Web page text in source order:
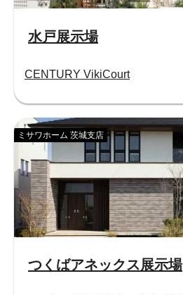
水戸展示場
CENTURY VikiCourt
つくばアネックス展示場
ミサワホーム 茨城支店